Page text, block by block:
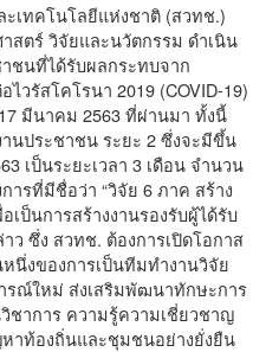
เทคโนโลยีแห่งชาติ (สวทช.)
สตร์ วิจัยและนวัตกรรม ดำเนิน
ชนที่ได้รับผลกระทบจาก
วรัสโคโรนา 2019 (COVID-19)
มีนาคม 2563 ที่ผ่านมา ทั้งนี้
นประชาชน ระยะ 2 ซึ่งจะมีขึ้น
เป็นระยะเวลา 3 เดือน จำนวน
ารที่มีชื่อว่า “วิจัย 6 ภาค สร้าง
เป็นการสร้างงานรองรับผู้ได้รับ
ซึ่ง สวทช. ต้องการเปิดโอกาส
นึ่งของการเป็นทีมทำงานวิจัย
รณ์ใหม่ ส่งเสริมพัฒนาทักษะการ
ชาการ ความรู้ความเชี่ยวชาญ
าท้องถิ่นและชุมชนอย่างยั่งยืน